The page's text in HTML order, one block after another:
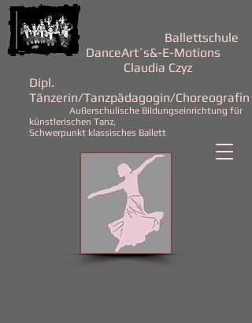
Ballettschule
DanceArt´s&-E-Motions
Claudia Czyz
Dipl.
Tänzerin/Tanzpädagogin/Choreografin
Außerschulische Bildungseinrichtung für
künstlerischen Tanz,
Schwerpunkt klassisches Ballett